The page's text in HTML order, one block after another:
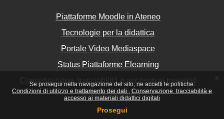
Se prosegui nella navigazione del sito, ne accetti le politiche:
Condizioni di utilizzo e trattamento dei dati
Conservazione, tracciabilità e
accesso ai materiali didattici digitali
Prosegui
x
Piattaforme Moodle in Ateneo
Tecnologie per la didattica
Portale Video Mediaspace
Status Piattaforme Elearning
Conservazione, tracciabilità e accesso ai materiali
didattici digitali